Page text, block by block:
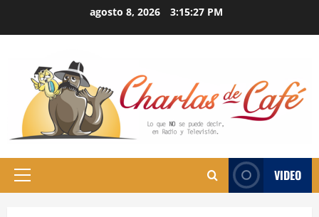
agosto 8, 2026 3:15:28 PM
Primary
VIDEO